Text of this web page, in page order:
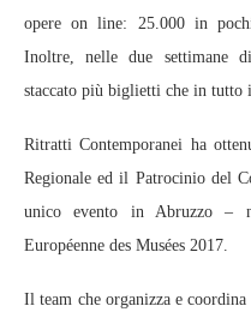
opere on line: 25.000 in
Inoltre, nelle due settimane
staccato più biglietti che in tutto
Ritratti Contemporanei ha
Regionale ed il Patrocinio del
unico evento in Abruzzo –
Européenne des Musées 2017.
Il team che organizza e